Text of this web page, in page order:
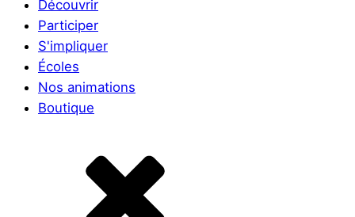
Découvrir
Participer
S'impliquer
Écoles
Nos animations
Boutique